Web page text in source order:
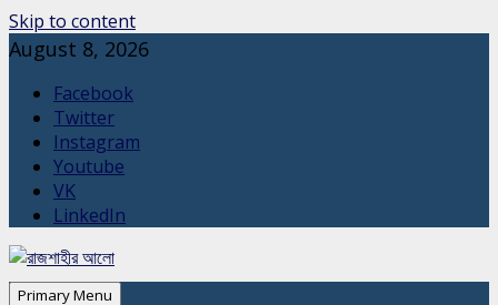
Skip to content
August 8, 2026
Facebook
Twitter
Instagram
Youtube
VK
LinkedIn
Primary Menu